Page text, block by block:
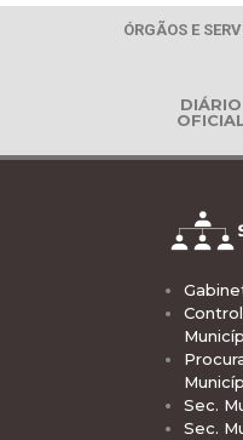
ÓRGÃOS E
DIÁRIO
Sec.
Sec.